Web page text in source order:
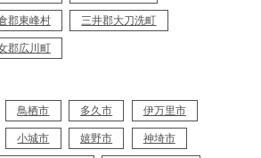
郡東峰村 三井郡大刀洗町
郡広川町
鳥栖市 多久市 伊万里市
小城市 嬉野市 神埼市